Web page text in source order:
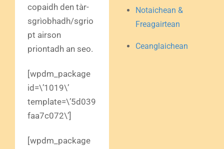
copaidh den tàr-
sgrìobhadh/sgrio
pt airson
priontadh an seo.
[wpdm_package
id=\’1019\’
template=\’5d039
faa7c072\’]
[wpdm_package
Notaichean &
Freagairtean
Ceanglaichean